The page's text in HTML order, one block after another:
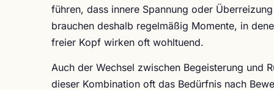
führen, dass innere Spannung oder
brauchen deshalb regelmäßig Momente, in
freier Kopf wirken oft wohltuend.
Auch der Wechsel zwischen Begeisterung und
dieser Kombination oft das Bedürfnis nach